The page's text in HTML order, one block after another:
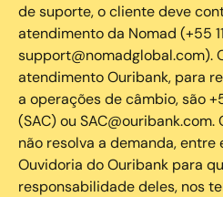
de suporte, o cliente deve
atendimento da Nomad (+55
support@nomadglobal.com).
atendimento Ouribank, para
a operações de câmbio, são
(SAC) ou SAC@ouribank.com.
não resolva a demanda, entre
Ouvidoria do Ouribank para
responsabilidade deles, nos